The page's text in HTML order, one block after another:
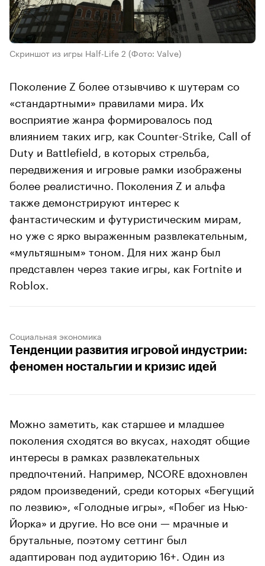
Скриншот из игры Half-Life 2 (Фото: Valve)
Поколение Z более отзывчиво к шутерам со
«стандартными» правилами мира. Их
восприятие жанра формировалось под
влиянием таких игр, как Counter-Strike, Call of
Duty и Battlefield, в которых стрельба,
передвижения и игровые рамки изображены
более реалистично. Поколения Z и альфа
также демонстрируют интерес к
фантастическим и футуристическим мирам,
но уже с ярко выраженным развлекательным,
«мультяшным» тоном. Для них жанр был
представлен через такие игры, как Fortnite и
Roblox.
Социальная экономика
Тенденции развития игровой индустрии:
феномен ностальгии и кризис идей
Можно заметить, как старшее и младшее
поколения сходятся во вкусах, находят общие
интересы в рамках развлекательных
предпочтений. Например, NCORE вдохновлен
рядом произведений, среди которых «Бегущий
по лезвию», «Голодные игры», «Побег из Нью-
Йорка» и другие. Но все они — мрачные и
брутальные, поэтому сеттинг был
адаптирован под аудиторию 16+. Один из